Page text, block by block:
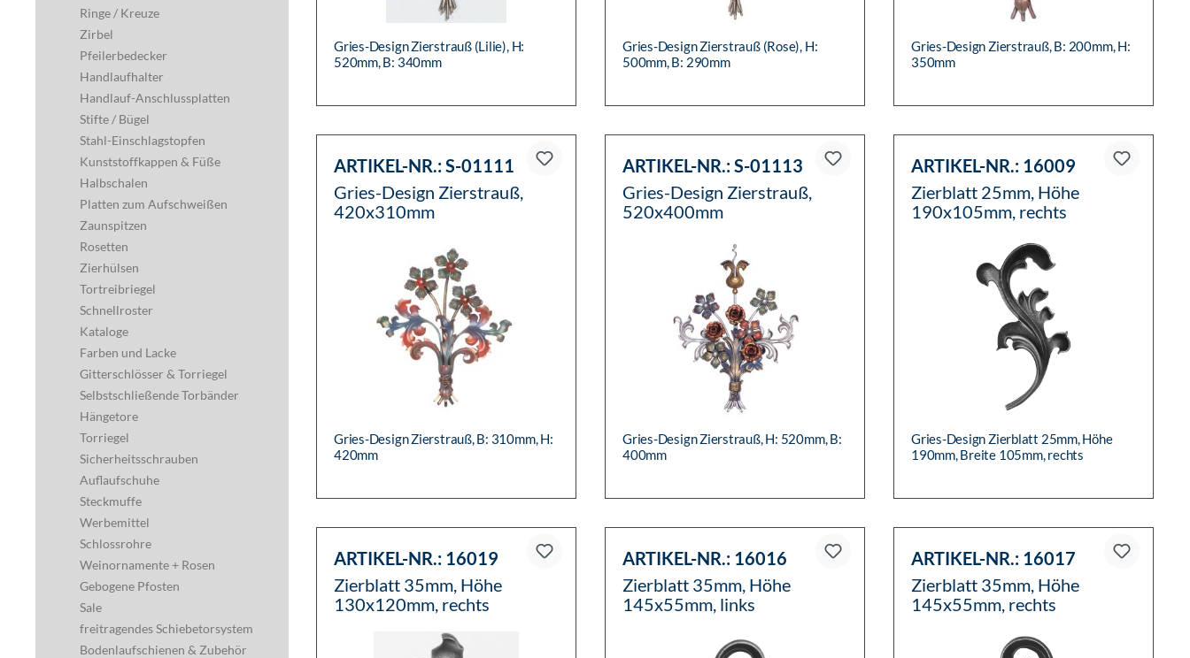
Ringe / Kreuze
Zirbel
Pfeilerbedecker
Handlaufhalter
Handlauf-Anschlussplatten
Stifte / Bügel
Stahl-Einschlagstopfen
Kunststoffkappen & Füße
Halbschalen
Platten zum Aufschweißen
Zaunspitzen
Rosetten
Zierhülsen
Tortreibriegel
Schnellroster
Kataloge
Farben und Lacke
Gitterschlösser & Torriegel
Selbstschließende Torbänder
Hängetore
Torriegel
Sicherheitsschrauben
Auflaufschuhe
Steckmuffe
Werbemittel
Schlossrohre
Weinornamente + Rosen
Gebogene Pfosten
Sale
freitragendes Schiebetorsystem
Bodenlaufschienen & Zubehör
Gries-Design Zierstrauß (Lilie), H:
520mm, B: 340mm
Gries-Design Zierstrauß (Rose), H:
500mm, B: 290mm
Gries-Design Zierstrauß, B: 200mm, H:
350mm
ARTIKEL-NR.:S-01111
Gries-Design Zierstrauß,
420x310mm
Gries-Design Zierstrauß, B: 310mm, H:
420mm
ARTIKEL-NR.:S-01113
Gries-Design Zierstrauß,
520x400mm
Gries-Design Zierstrauß, H: 520mm, B:
400mm
ARTIKEL-NR.:16009
Zierblatt 25mm, Höhe
190x105mm, rechts
Gries-Design Zierblatt 25mm, Höhe
190mm, Breite 105mm, rechts
ARTIKEL-NR.: 16019
Zierblatt 35mm, Höhe
130x120mm, rechts
ARTIKEL-NR.:16016
Zierblatt 35mm, Höhe
145x55mm, links
ARTIKEL-NR.:16017
Zierblatt 35mm, Höhe
145x55mm, rechts